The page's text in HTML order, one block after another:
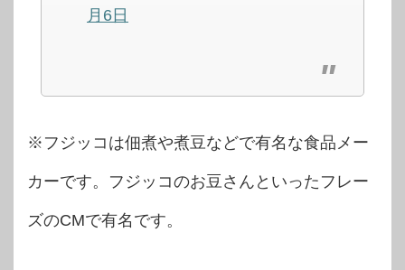
月6日
※フジッコは佃煮や煮豆などで有名な食品メー
カーです。フジッコのお豆さんといったフレー
ズのCMで有名です。